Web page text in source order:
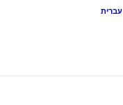
עברית